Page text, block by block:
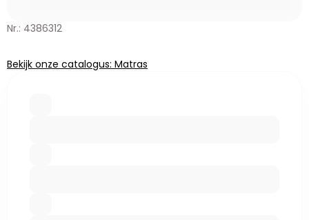
Nr.: 4386312
Bekijk onze catalogus: Matras